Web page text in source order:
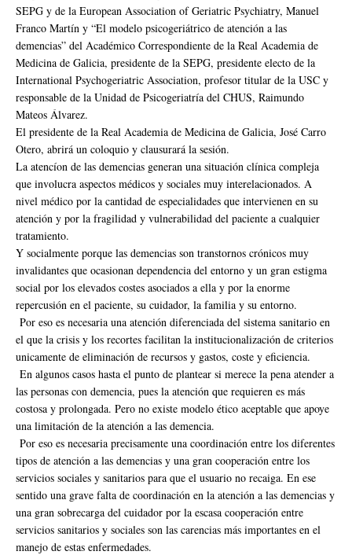
SEPG y de la European Association of Geriatric Psychiatry, Manuel
Franco Martín y “El modelo psicogeriátrico de atención a las
demencias” del Académico Correspondiente de la Real Academia de
Medicina de Galicia, presidente de la SEPG, presidente electo de la
International Psychogeriatric Association, profesor titular de la USC y
responsable de la Unidad de Psicogeriatría del CHUS, Raimundo
Mateos Álvarez.
El presidente de la Real Academia de Medicina de Galicia, José Carro
Otero, abrirá un coloquio y clausurará la sesión.
La atencíon de las demencias generan una situación clínica compleja
que involucra aspectos médicos y sociales muy interelacionados. A
nivel médico por la cantidad de especialidades que intervienen en su
atención y por la fragilidad y vulnerabilidad del paciente a cualquier
tratamiento.
Y socialmente porque las demencias son transtornos crónicos muy
invalidantes que ocasionan dependencia del entorno y un gran estigma
social por los elevados costes asociados a ella y por la enorme
repercusión en el paciente, su cuidador, la familia y su entorno.
Por eso es necesaria una atención diferenciada del sistema sanitario en
el que la crisis y los recortes facilitan la institucionalización de criterios
unicamente de eliminación de recursos y gastos, coste y eficiencia.
En algunos casos hasta el punto de plantear si merece la pena atender a
las personas con demencia, pues la atención que requieren es más
costosa y prolongada. Pero no existe modelo ético aceptable que apoye
una limitación de la atención a las demencia.
Por eso es necesaria precisamente una coordinación entre los diferentes
tipos de atención a las demencias y una gran cooperación entre los
servicios sociales y sanitarios para que el usuario no recaiga. En ese
sentido una grave falta de coordinación en la atención a las demencias y
una gran sobrecarga del cuidador por la escasa cooperación entre
servicios sanitarios y sociales son las carencias más importantes en el
manejo de estas enfermedades.